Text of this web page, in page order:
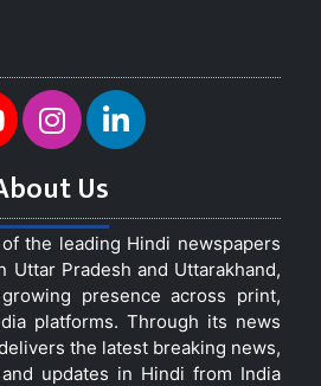
Us
the leading Hindi newspapers
Uttar Pradesh and Uttarakhand,
presence across print,
platforms. Through its news
the latest breaking news,
updates in Hindi from India